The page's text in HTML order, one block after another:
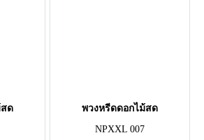
ด พวงหรีดดอกไม้สด
NPXXL 007